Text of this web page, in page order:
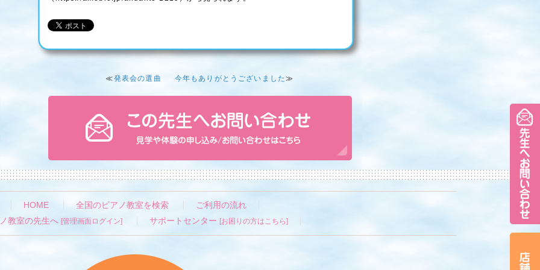
≪発表会の選曲 今年もありがとうございました≫
HOME 全国のピアノ教室を検索
ご利用の流れ
教室の先生へ [管理画面ログイン] サポートセンター [お困りの方はこちら]